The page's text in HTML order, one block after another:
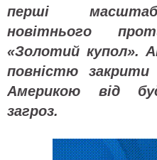
перші
новітнього
«Золотий купол».
повністю закрити
Америкою від
загроз.